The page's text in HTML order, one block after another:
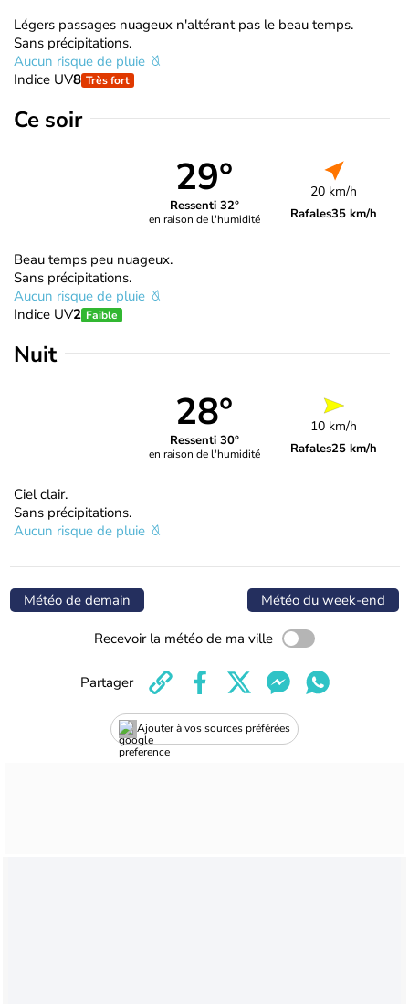
Légers passages nuageux n'altérant pas le beau temps.
Sans précipitations.
Aucun risque de pluie
Indice UV8 Très fort
Ce soir
29°
Ressenti 32°
en raison de l'humidité
20 km/h
Rafales35 km/h
Beau temps peu nuageux.
Sans précipitations.
Aucun risque de pluie
Indice UV2 Faible
Nuit
28°
Ressenti 30°
en raison de l'humidité
10 km/h
Rafales25 km/h
Ciel clair.
Sans précipitations.
Aucun risque de pluie
Météo de demain Météo du week-end
Recevoir la météo de ma ville
Ajouter à vos sources préférées
Partager